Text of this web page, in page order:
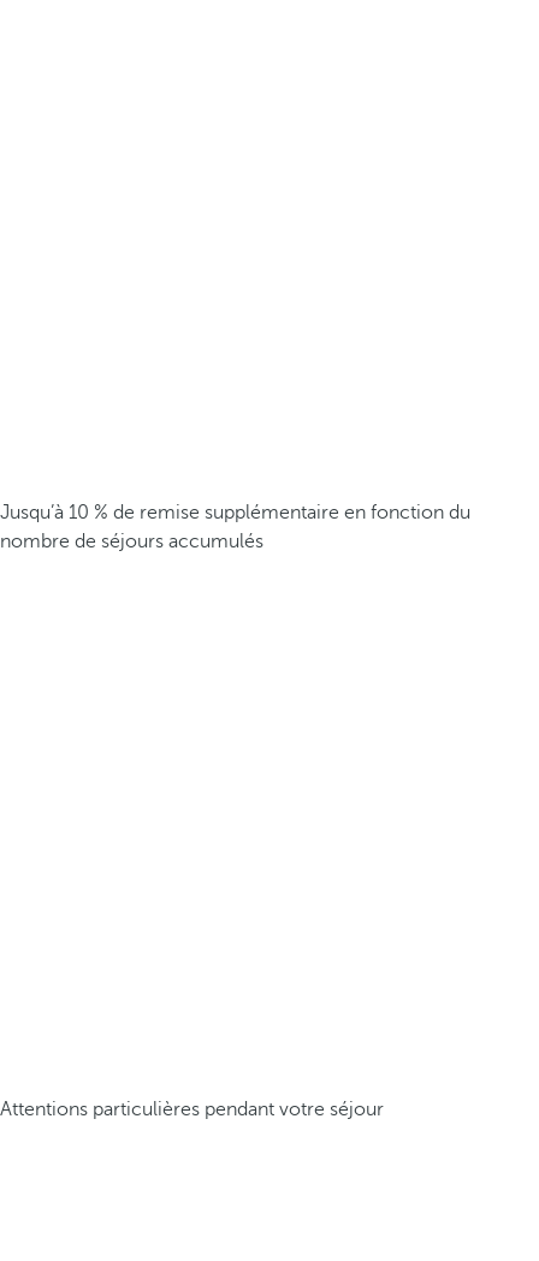
Jusqu’à 10 % de remise supplémentaire en fonction du
nombre de séjours accumulés
Attentions particulières pendant votre séjour